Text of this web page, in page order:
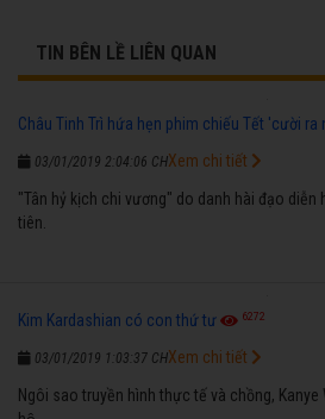
TIN BÊN LỀ LIÊN QUAN
Châu Tinh Trì hứa hẹn phim chiếu Tết 'cười ra
03/01/2019 2:04:06 CH
"Tân hỷ kịch chi vương" do danh hài đạo diễn
tiên.
Xem chi tiết
Kim Kardashian có con thứ tư 6272
03/01/2019 1:03:37 CH
Ngôi sao truyền hình thực tế và chồng,
Xem chi tiết